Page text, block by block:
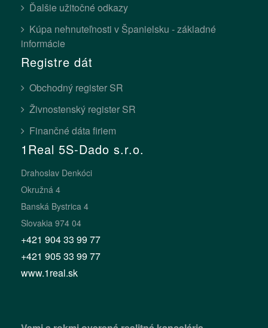
Ďalšie užitočné odkazy
Kúpa nehnuteľnosti v Španielsku - základné
informácie
Registre dát
Obchodný register SR
Živnostenský register SR
Finančné dáta firiem
1Real 5S-Dado s.r.o.
Drahoslav Denkóci
Okružná 4
Banská Bystrica 4
Slovakia 974 04
+421 904 33 99 77
+421 905 33 99 77
www.1real.sk